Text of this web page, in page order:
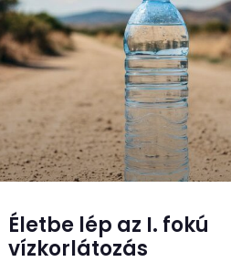
Életbe lép az I. fokú
vízkorlátozás